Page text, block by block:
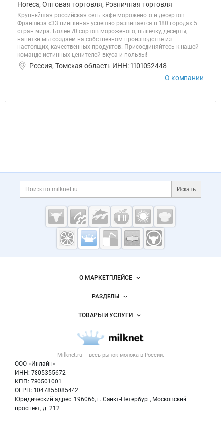
Horeca, Оптовая торговля, Розничная торговля
Крупнейшая российская сеть кафе мороженого и десертов.
Франшиза «33 пингвина» успешно развивается в 180 городах 5
стран мира. Более 70 сортов мороженого, выпечку, десерты,
напитки мы создаем на собственном производстве из
настоящих, качественных продуктов. Присоединяйтесь к нашей
команде истинных ценителей вкуса и пользы!
Россия, Томская область ИНН: 1101052448
О компании
Дополнительная информация
Поиск по сайту и
Искать
Cсылки на полезные проекты
Молочная
промышленность
Milknet.ru
Важные разделы и контакты
Milknet.ru – весь рынок молокав России.
ООО «Инлайн»
ИНН: 7805355672
КПП: 780501001
ОГРН: 1047855085442
Юридический адрес: 196066, г. Санкт-Петербург, Московский
проспект, д. 212
Навигация по сайтуО МАРКЕТПЛЕЙСЕ
Новости Milknet.ru
Размещение рекламы
Публичная оферта
Контактная информация
Политика обработки персональных данных
РАЗДЕЛЫ
Объявления
Новости рынка
ТОВАРЫ И УСЛУГИ
Молочная продукция
Вторичное сырье
Оборудование